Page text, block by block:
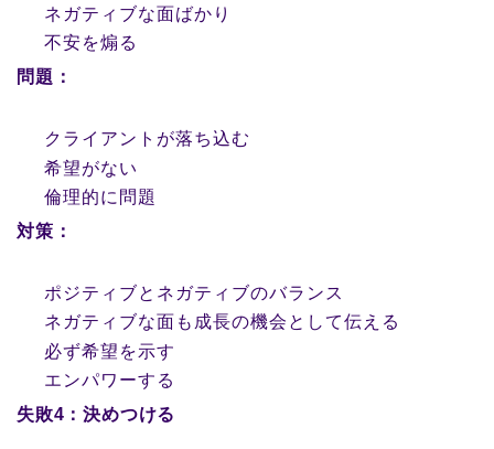
ネガティブな面ばかり
不安を煽る
問題：
クライアントが落ち込む
希望がない
倫理的に問題
対策：
ポジティブとネガティブのバランス
ネガティブな面も成長の機会として伝える
必ず希望を示す
エンパワーする
失敗4：決めつける